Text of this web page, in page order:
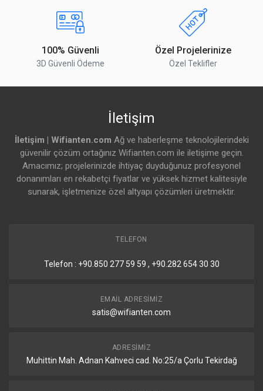
100% Güvenli
3D Güvenli Ödeme
Özel Projelerinize
Özel Teklifler
İletişim
İletişim | Wifianten.com Ağ ve haberleşme teknolojilerindeki
güvenilir çözüm ortağınız Wifianten.com ile iletişime geçin.
Amacımız; projelerinizde ihtiyaç duyduğunuz profesyonel
donanımları en rekabetçi fiyatlar ve yüksek hizmet kalitesiyle
sunarak, işletmenize özel altyapı çözümleri üretmektir.
TELEFON
Telefon : +90.850 277 59 59 , +90.282 654 30 30
EMAIL ADRESIMIZ
satis@wifianten.com
ADRESIMIZ
Muhittin Mah. Adnan Kahveci cad. No:25/a Çorlu Tekirdağ